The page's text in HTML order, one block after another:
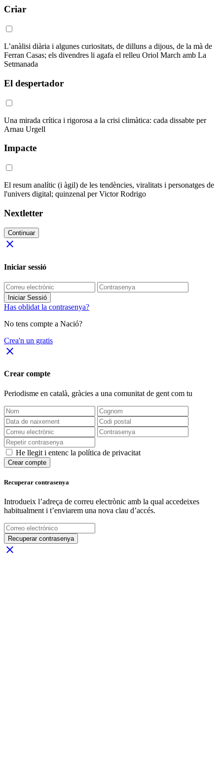
Criar
L’anàlisi diària i algunes curiositats, de dilluns a dijous, de la mà de
Ferran Casas; els divendres li agafa el relleu Oriol March amb La
Setmanada
El despertador
Una mirada crítica i rigorosa a la crisi climàtica: cada dissabte per
Arnau Urgell
Impacte
El resum analític (i àgil) de les tendències, viralitats i personatges de
l'univers digital; quinzenal per Victor Rodrigo
Nextletter
Continuar
close
Iniciar sessió
Iniciar Sessió
Has oblidat la contrasenya?
No tens compte a Nació?
Crea'n un gratis
close
Crear compte
Periodisme en català, gràcies a una comunitat de gent com tu
He llegit i entenc la política de privacitat
Crear compte
Recuperar contrasenya
Introdueix l’adreça de correu electrònic amb la qual accedeixes
habitualment i t’enviarem una nova clau d’accés.
Recuperar contrasenya
close